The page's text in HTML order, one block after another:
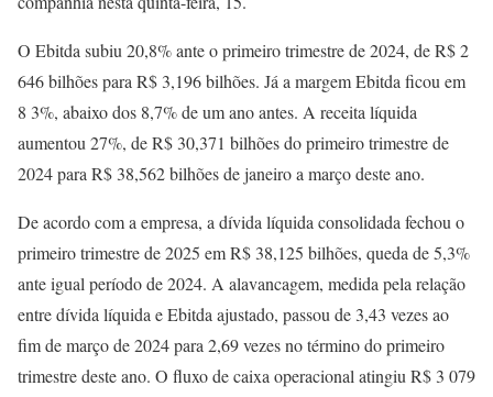
O Ebitda subiu 20,8% ante o primeiro trimestre de 2024, de R$ 2
646 bilhões para R$ 3,196 bilhões. Já a margem Ebitda ficou em
8 3%, abaixo dos 8,7% de um ano antes. A receita líquida
aumentou 27%, de R$ 30,371 bilhões do primeiro trimestre de
2024 para R$ 38,562 bilhões de janeiro a março deste ano.
De acordo com a empresa, a dívida líquida consolidada fechou o
primeiro trimestre de 2025 em R$ 38,125 bilhões, queda de 5,3%
ante igual período de 2024. A alavancagem, medida pela relação
entre dívida líquida e Ebitda ajustado, passou de 3,43 vezes ao
fim de março de 2024 para 2,69 vezes no término do primeiro
trimestre deste ano. O fluxo de caixa operacional atingiu R$ 3 079